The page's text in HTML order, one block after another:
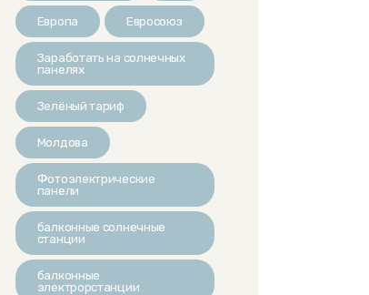
Европа Евросоюз
Заработать на солнечных
панелях
Зелёный тариф
Молдова
Фотоэлектрические
панели
балконные солнечные
станции
балконные
электрорстанции